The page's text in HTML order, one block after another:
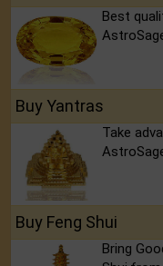
Best
Buy Yantras
Take
Buy Feng Shui
Bring